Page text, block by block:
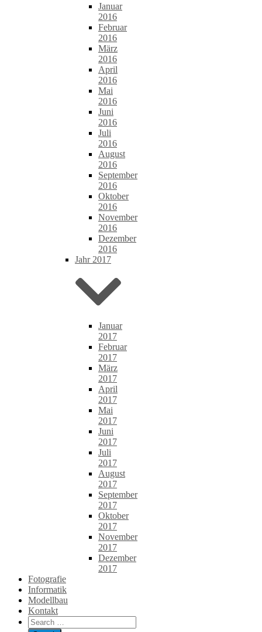
Januar
2016
Februar
2016
März
2016
April
2016
Mai
2016
Juni
2016
Juli
2016
August
2016
September
2016
Oktober
2016
November
2016
Dezember
2016
Jahr 2017
Januar
2017
Februar
2017
März
2017
April
2017
Mai
2017
Juni
2017
Juli
2017
August
2017
September
2017
Oktober
2017
November
2017
Dezember
2017
Fotografie
Informatik
Modellbau
Kontakt
Search